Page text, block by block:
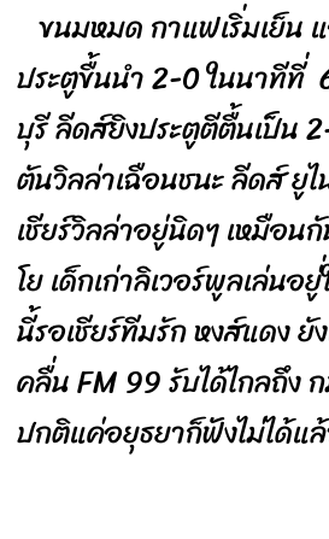
ขนมหมด กาแฟเริ่มเย็น
ประตูขื้นนำ 2-0 ในนาที
บุรี ลีดส์ยิงประตูตีตื้นเป็น
ตันวิลล่าเฉือนชนะ ลีดส์ ยู
เชียร์วิลล่าอยู่นิดๆ เหมือน
โย เด็กเก่าลิเวอร์พูลเล่น
นี้รอเชียร์ทีมรัก หงส์แดง
คลื่น FM 99 รับได้ไกลถึง
ปกติแค่อยุธยาก็ฟังไม่ได้แ